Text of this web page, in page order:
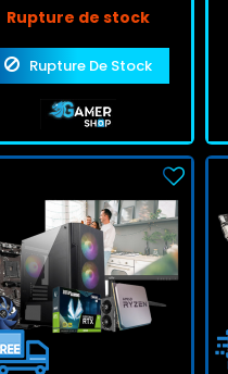
Rupture de stock
Rupture De Stock